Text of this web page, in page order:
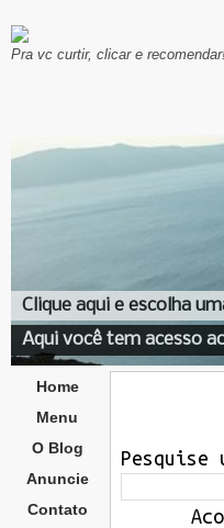
Pra vc curtir, clicar e
Clique aqui e escolha
Aqui você tem acesso
Home
Menu
O Blog
Anuncie
Contato
Pesquise